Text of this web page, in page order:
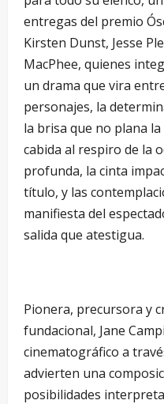
entregas del premio
Kirsten Dunst, Jesse
MacPhee, quienes
un drama que vira
personajes, la
la brisa que no plana
cabida al respiro de la
profunda, la cinta
título, y las
manifiesta del
salida que atestigua.
Pionera, precursora y
fundacional, Jane
cinematográfico a
advierten una
posibilidades